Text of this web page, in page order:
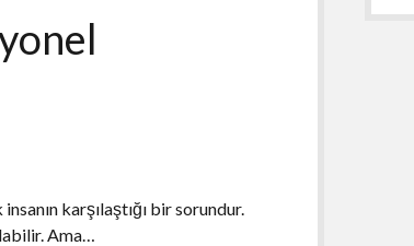
karşılaştığı bir sorundur.
Ama…